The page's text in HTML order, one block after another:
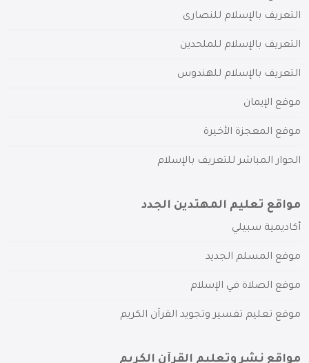
التعريف بالإسلام للنصارى
التعريف بالإسلام للملحدين
التعريف بالإسلام للهندوس
موقع الإيمان
موقع المعجزة الأخيرة
الحوار المباشر للتعريف بالإسلام
مواقع تعليم المهتدين الجدد
أكاديمية سبيلي
موقع المسلم الجديد
موقع الصلاة في الإسلام
موقع تعليم تفسير وتجويد القرآن الكريم
مواقع نشر وتعليم القرآن الكريم